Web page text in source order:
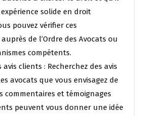
solide en droit
pouvez vérifier ces
de l’Ordre des Avocats ou
compétents.
clients : Recherchez des avis
avocats que vous envisagez de
commentaires et témoignages
peuvent vous donner une idée